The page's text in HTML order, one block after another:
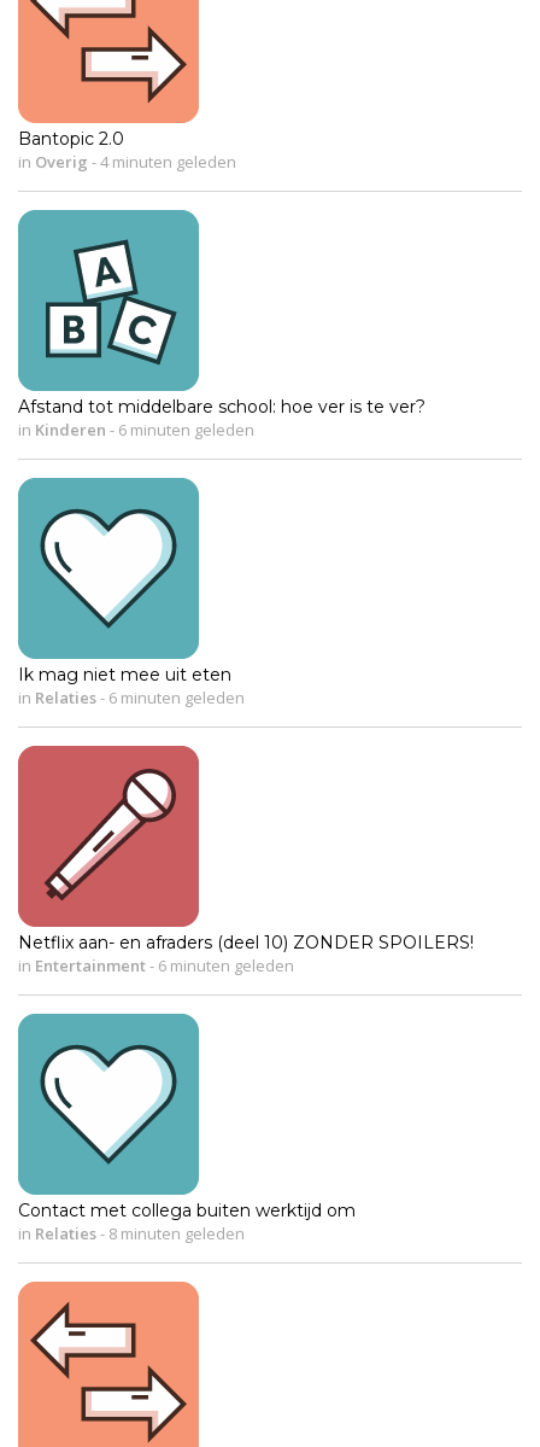
Bantopic 2.0
in Overig -4 minuten geleden
Afstand tot middelbare school: hoe ver is te ver?
in Kinderen - 6 minuten geleden
Ik mag niet mee uit eten
in Relaties- 6 minuten geleden
Netflix aan- en afraders (deel 10) ZONDER SPOILERS!
in Entertainment- 6 minuten geleden
Contact met collega buiten werktijd om
in Relaties- 8 minuten geleden